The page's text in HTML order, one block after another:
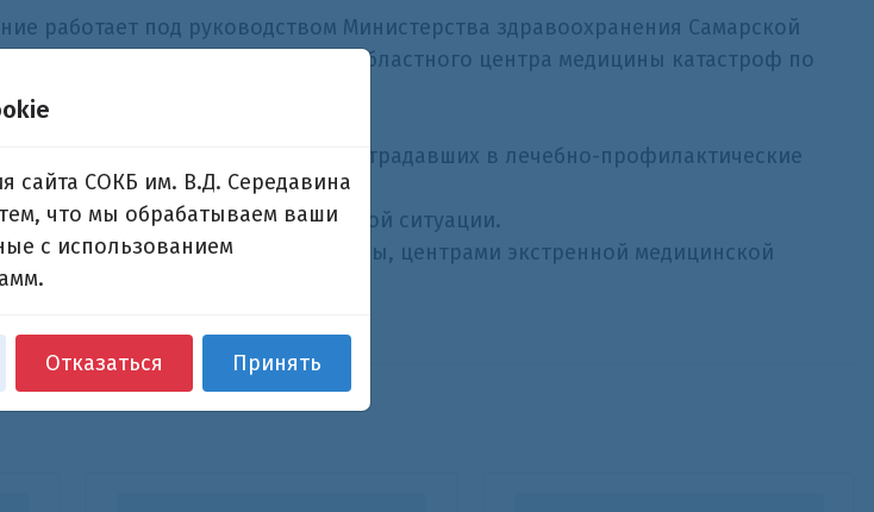
работает под руководством Министерства здравоохранения Самарской
управлении Самарского областного центра медицины катастроф по
ЧС, а также эвакуацию пострадавших в лечебно-профилактические
и средств в зону чрезвычайной ситуации.
территориальной службы, центрами экстренной медицинской
сайта СОКБ им. В.Д. Середавина
что мы обрабатываем ваши
с использованием
Отказаться Принять